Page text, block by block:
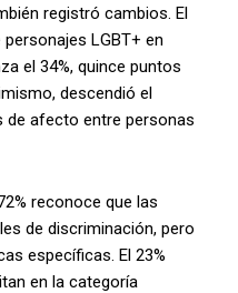
registró cambios. El
LGBT+ en
el 34%, quince puntos
descendió el
de afecto entre personas
reconoce que las
de discriminación, pero
específicas. El 23%
en la categoría